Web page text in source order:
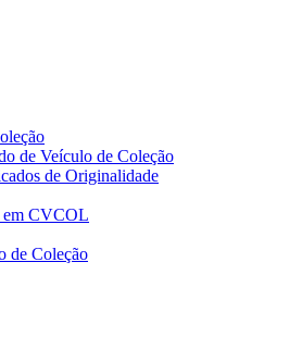
de Veículo de Coleção
de Originalidade
em CVCOL
de Coleção